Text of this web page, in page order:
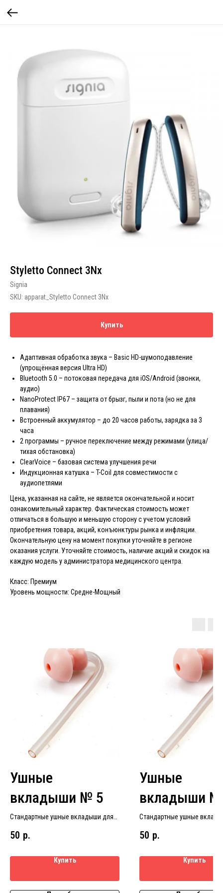
Styletto Connect 3Nx
Signia
SKU: apparat_Styletto Connect 3Nx
Купить
Адаптивная обработка звука – Basic HD-шумоподавление
(упрощённая версия Ultra HD)
Bluetooth 5.0 – потоковая передача для iOS/Android (звонки,
аудио)
NanoProtect IP67 – защита от брызг, пыли и пота (но не для
плавания)
Встроенный аккумулятор – до 20 часов работы, зарядка за 3
часа
2 программы – ручное переключение между режимами (улица/
тихая обстановка)
ClearVoice – базовая система улучшения речи
Индукционная катушка – T-Coil для совместимости с
аудиопетлями
Цена, указанная на сайте, не является окончательной и носит
ознакомительный характер. Фактическая стоимость может
отличаться в большую и меньшую сторону с учетом условий
приобретения товара, акций, конъюнктуры рынка и инфляции.
Окончательную цену на момент покупки уточняйте в регионе
оказания услуги. Уточняйте стоимость, наличие акций и скидок на
каждую модель у администратора медицинского центра.
Класс: Премиум
Уровень мощности: Средне-Мощный
Ушные
вкладыши № 5
Стандартные ушные вкладыши для
50 р.
Купить
Ушные
вкладыши
Стандартные ушные
50 р.
Купить